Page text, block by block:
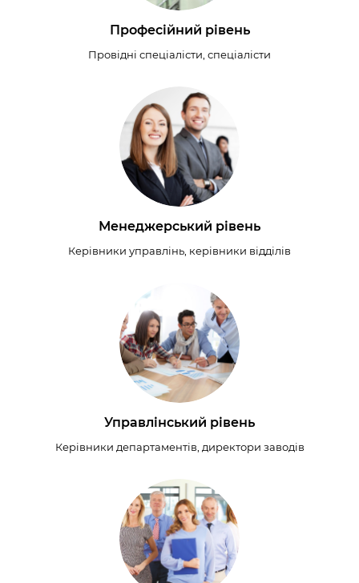
Професійний рівень
Провідні спеціалісти, спеціалісти
Менеджерський рівень
Керівники управлінь, керівники відділів
Управлінський рівень
Керівники департаментів, директори заводів